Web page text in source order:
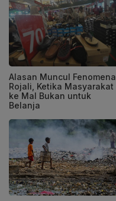
Alasan Muncul Fenomena
Rojali, Ketika Masyarakat
ke Mal Bukan untuk
Belanja